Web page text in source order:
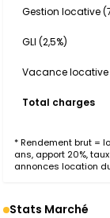
Gestion locative
GLI (2,5%)
Vacance locative
Total charges
* Rendement brut =
ans, apport 20%,
annonces location
Stats Marché